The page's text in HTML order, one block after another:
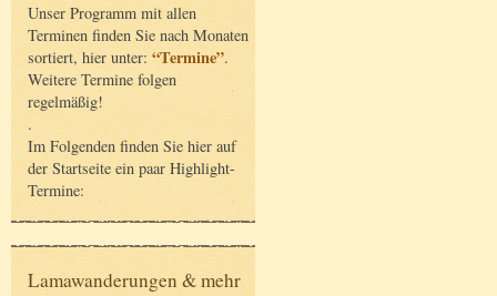
Unser Programm mit allen
Terminen finden Sie nach Monaten
sortiert, hier unter: “Termine”.
Weitere Termine folgen
regelmäßig!
.
Im Folgenden finden Sie hier auf
der Startseite ein paar Highlight-
Termine:
Lamawanderungen & mehr